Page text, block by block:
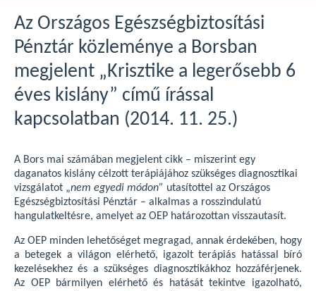
Az Országos Egészségbiztosítási
Pénztár közleménye a Borsban
megjelent „Krisztike a legerősebb 6
éves kislány” című írással
kapcsolatban (2014. 11. 25.)
A Bors mai számában megjelent cikk – miszerint egy
daganatos kislány célzott terápiájához szükséges diagnosztikai
vizsgálatot „nem egyedi módon” utasítottel az Országos
Egészségbiztosítási Pénztár – alkalmas a rosszindulatú
hangulatkeltésre, amelyet az OEP határozottan visszautasít.
Az OEP minden lehetőséget megragad, annak érdekében, hogy
a betegek a világon elérhető, igazolt terápiás hatással bíró
kezelésekhez és a szükséges diagnosztikákhoz hozzáférjenek.
Az OEP bármilyen elérhető és hatását tekintve igazolható,